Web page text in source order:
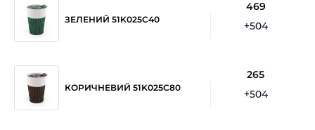
ЗЕЛЕНИЙ 51K025C40
469
+504
КОРИЧНЕВИЙ 51K025C80
265
+504